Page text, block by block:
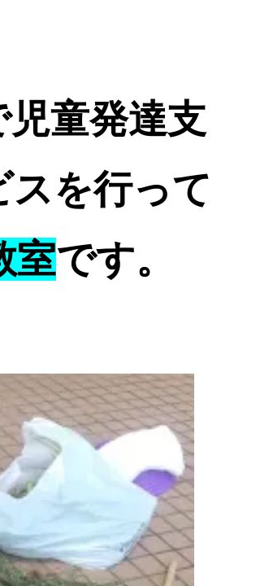
童発達支
スを行って
室です。